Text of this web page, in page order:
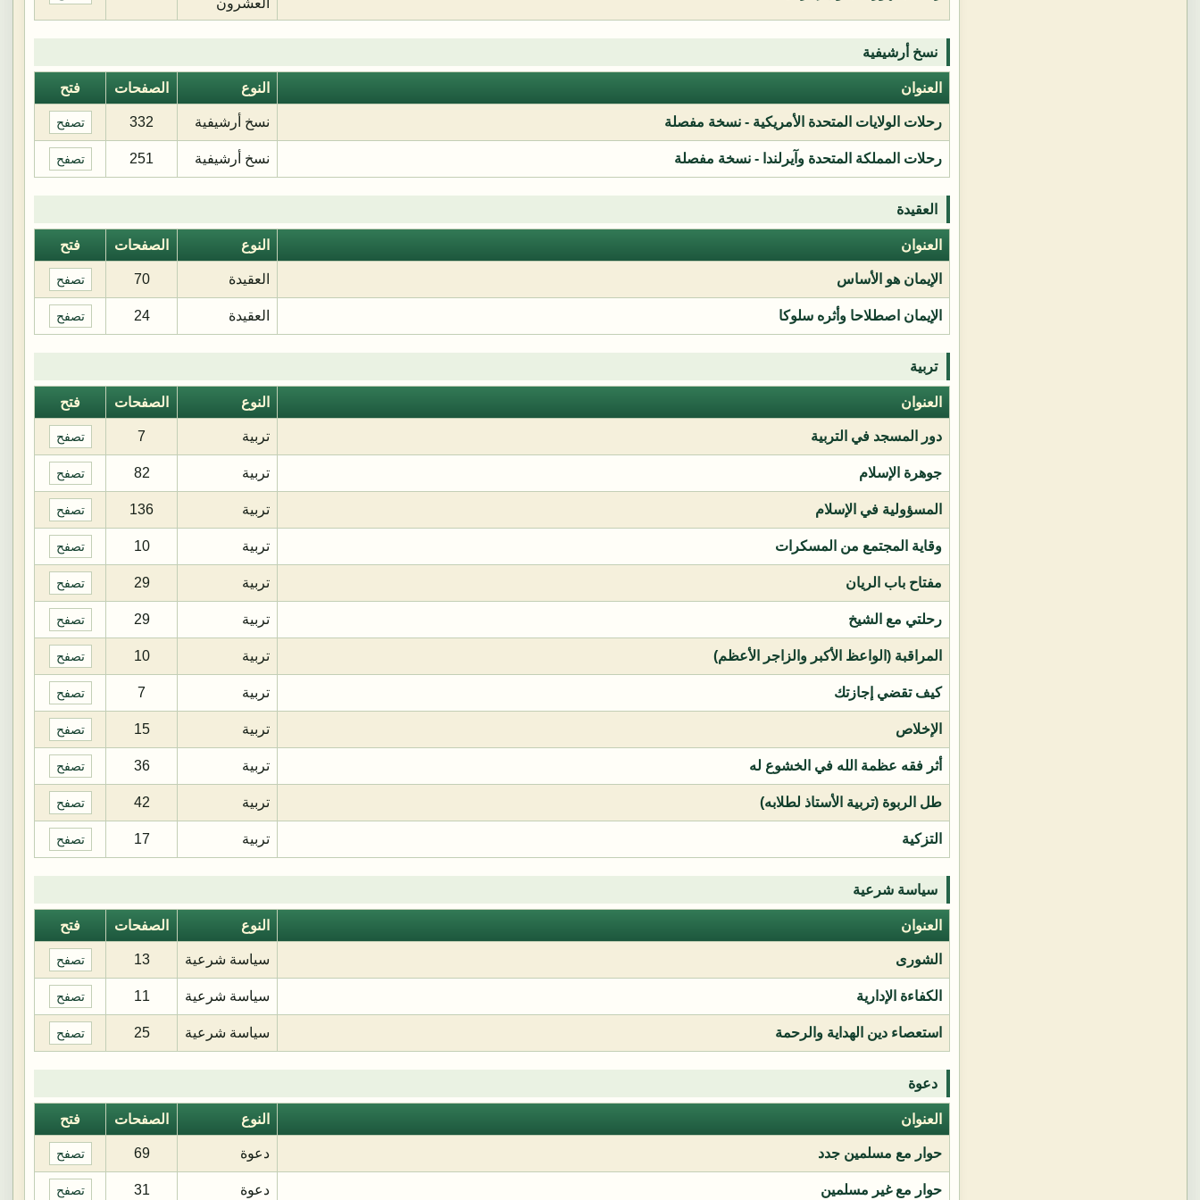
نسخ أرشيفية
العنوان النوع الصفحات فتح
رحلات الولايات المتحدة الأمريكية - نسخة مفصلة نسخ أرشيفية 332 تصفح
رحلات المملكة المتحدة وآيرلندا - نسخة مفصلة نسخ أرشيفية 251 تصفح
العقيدة
العنوان النوع الصفحات فتح
الإيمان هو الأساس العقيدة 70 تصفح
الإيمان اصطلاحا وأثره سلوكا العقيدة 24 تصفح
تربية
العنوان النوع الصفحات فتح
دور المسجد في التربية تربية 7 تصفح
جوهرة الإسلام تربية 82 تصفح
المسؤولية في الإسلام تربية 136 تصفح
وقاية المجتمع من المسكرات تربية 10 تصفح
مفتاح باب الريان تربية 29 تصفح
رحلتي مع الشيخ تربية 29 تصفح
المراقبة (الواعظ الأكبر والزاجر الأعظم) تربية 10 تصفح
كيف تقضي إجازتك تربية 7 تصفح
الإخلاص تربية 15 تصفح
أثر فقه عظمة الله في الخشوع له تربية 36 تصفح
طل الربوة (تربية الأستاذ لطلابه) تربية 42 تصفح
التزكية تربية 17 تصفح
سياسة شرعية
العنوان النوع الصفحات فتح
الشورى سياسة شرعية 13 تصفح
الكفاءة الإدارية سياسة شرعية 11 تصفح
استعصاء دين الهداية والرحمة سياسة شرعية 25 تصفح
دعوة
العنوان النوع الصفحات فتح
حوار مع مسلمين جدد دعوة 69 تصفح
حوار مع غير مسلمين دعوة 31 تصفح